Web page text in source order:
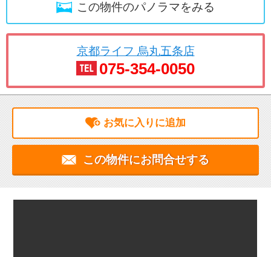
この物件のパノラマをみる
京都ライフ 烏丸五条店
075-354-0050
お気に入りに追加
この物件にお問合せする